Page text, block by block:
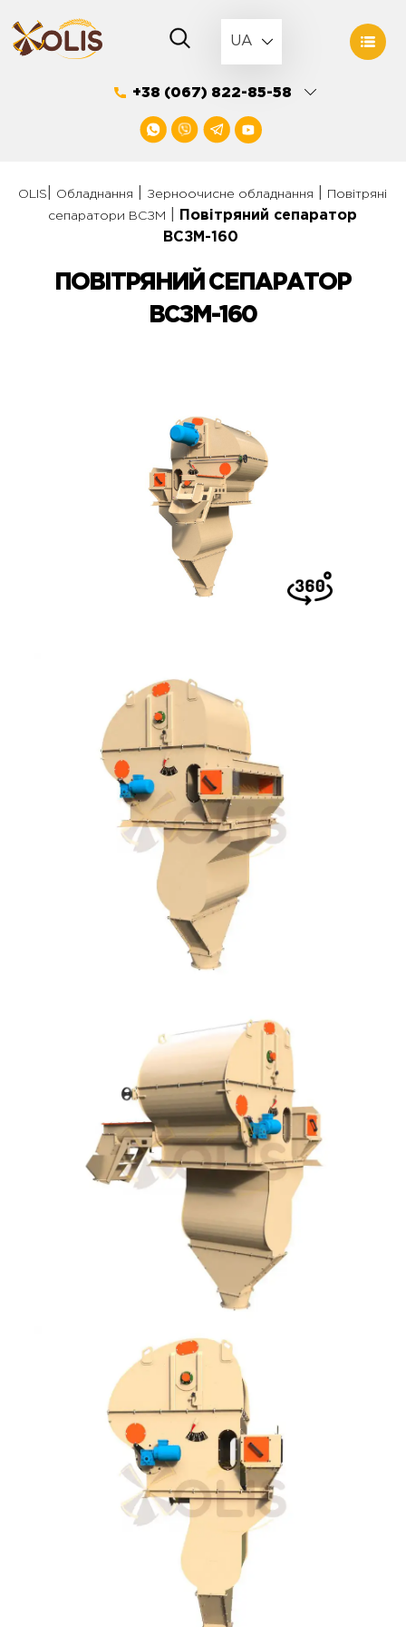
to
content
UA
+38 (067) 822-85-58
OLIS Обладнання Зерноочисне обладнання
Повітряні
сепаратори ВСЗМ
Повітряний сепаратор
ВСЗМ-160
ПОВІТРЯНИЙ СЕПАРАТОР
ВСЗМ-160